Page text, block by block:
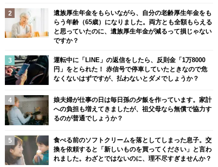
遺族厚生年金をもらいながら、自分の老齢厚生年金をも
らう年齢（65歳）になりました。両方とも全額もらえる
と思っていたのに、遺族厚生年金が減るって損じゃない
ですか？
運転中に「LINE」の返信をしたら、反則金「1万8000
円」をとられた！ 赤信号で停車していたときなので危
なくないはずですが、払わないとダメでしょうか？
娘夫婦が仕事の日は毎日孫の夕飯を作っています。家計
への負担も増えてきましたが、祖父母なら無償で協力す
るのが普通でしょうか？
食べる前のソフトクリームを落としてしまった息子。交
換を依頼すると「新しいものを買ってください」と言わ
れました。わざとではないのに、理不尽すぎませんか？